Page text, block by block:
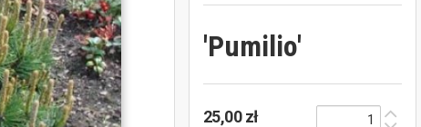
'Pumilio'
25,00 zł